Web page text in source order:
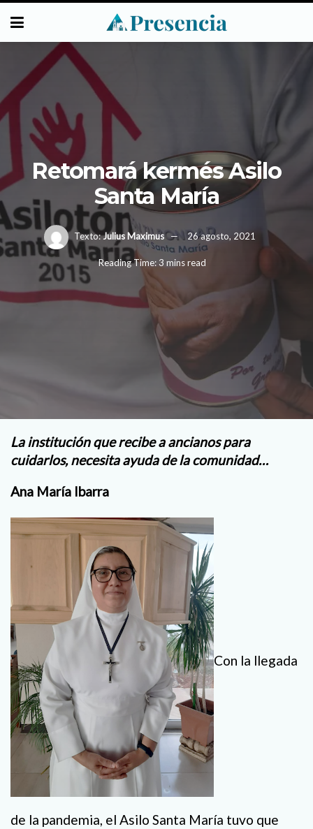
Retomará kermés Asilo
Santa María
Texto:Julius Maximus 26 agosto, 2021
Reading Time: 3 mins read
La institución que recibe a ancianos para
cuidarlos, necesita ayuda de la comunidad…
Ana María Ibarra
Con la llegada
de la pandemia, el Asilo Santa María tuvo que